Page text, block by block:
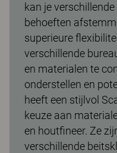
kan je
behoeften
superieure
verschillende
en materialen te
onderstellen en
heeft een stijlvol
keuze aan
en houtfineer. Ze
verschillende